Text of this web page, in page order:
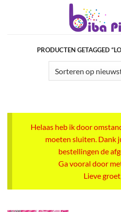
PRODUCTEN GETAGGED
Helaas heb ik door
moeten sluiten. Dank
bestellingen de
Ga vooral door
Lieve